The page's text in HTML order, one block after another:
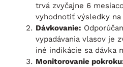
trvá zvyčajne 6
vyhodnotiť výsledky
Dávkovanie:
vypadávania vlasov je
iné indikácie sa dávka
Monitorovanie